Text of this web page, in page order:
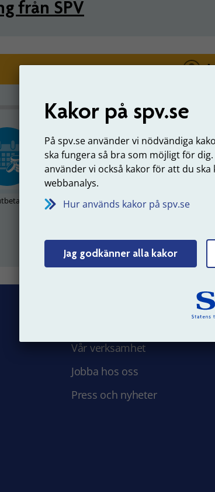
Kakor på spv.se
På spv.se använder vi nödvändiga
ska fungera så bra som möjligt för
använder vi också kakor för att du
webbanalys.
Hur används kakor på spv.se
Jag godkänner alla kakor
från SPV
DET HÄR KAN DU
Gör
Vår verksamhet
Jobba hos oss
Press och nyheter